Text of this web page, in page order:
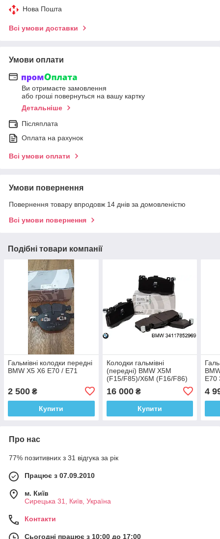
Нова Пошта
Всі умови доставки
Умови оплати
Ви отримаєте замовлення
або гроші повернуться на вашу картку
Детальніше
Післяплата
Оплата на рахунок
Всі умови оплати
Умови повернення
Повернення товару впродовж 14 днів за домовленістю
Всі умови повернення
Подібні товари компанії
Гальмівні колодки передні
BMW X5 X6 E70 / E71
2 500 ₴
Купити
Колодки гальмівні
(передні) BMW X5M
(F15/F85)/X6M (F16/F86)
16 000₴
Купити
E70
4
Про нас
77% позитивних з 31 відгука за рік
Працює з 07.09.2010
м. Київ
Сирецька 31, Київ, Україна
Контакти
Сьогодні працює з 10:00 до 17:00